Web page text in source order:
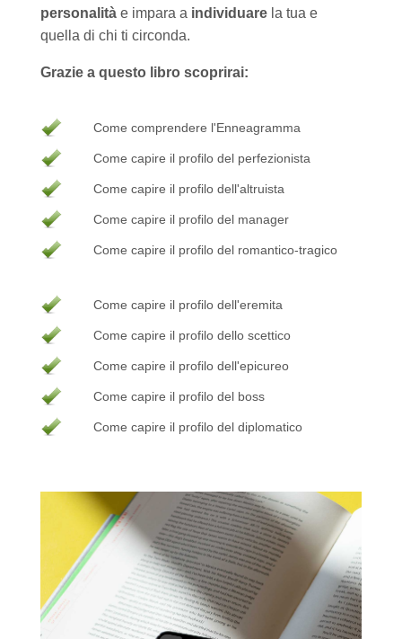
personalità e impara a individuare la tua e
quella di chi ti circonda.
Grazie a questo libro scoprirai:
Come comprendere l'Enneagramma
Come capire il profilo del perfezionista
Come capire il profilo dell'altruista
Come capire il profilo del manager
Come capire il profilo del romantico-tragico
Come capire il profilo dell'eremita
Come capire il profilo dello scettico
Come capire il profilo dell'epicureo
Come capire il profilo del boss
Come capire il profilo del diplomatico